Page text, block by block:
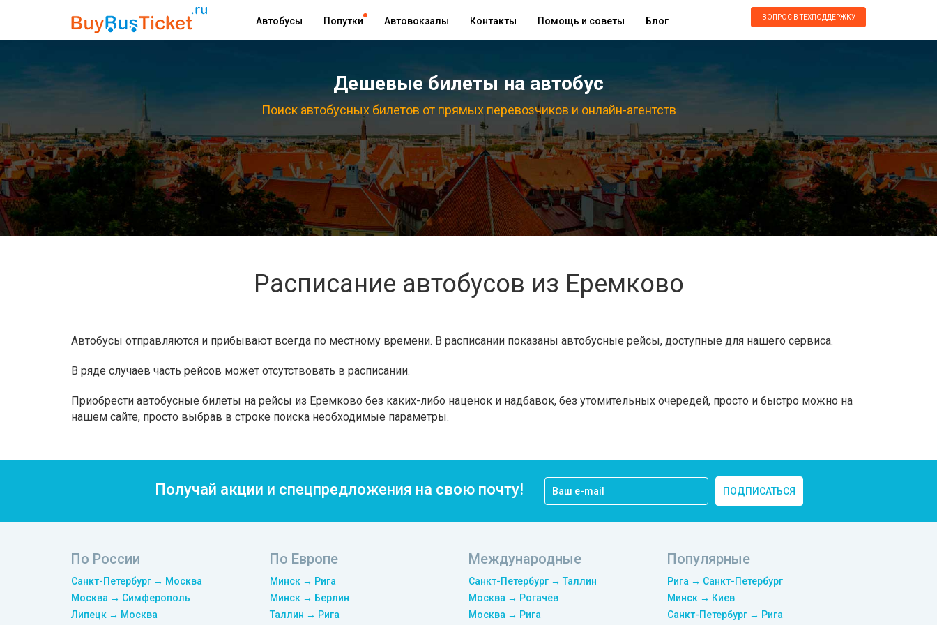
Автобусы Попутки Автовокзалы Контакты Помощь и советы Блог ВОПРОС В ТЕХПОДДЕРЖКУ
Дешевые билеты на автобус
Поиск автобусных билетов от прямых перевозчиков и онлайн-агентств
Расписание автобусов из Еремково
Автобусы отправляются и прибывают всегда по местному времени. В расписании показаны автобусные рейсы, доступные для нашего сервиса.
В ряде случаев часть рейсов может отсутствовать в расписании.
Приобрести автобусные билеты на рейсы из Еремково без каких-либо наценок и надбавок, без утомительных очередей, просто и быстро можно на
нашем сайте, просто выбрав в строке поиска необходимые параметры.
Получай акции и спецпредложения на свою почту! ПОДПИСАТЬСЯ
По России
Санкт-Петербург → Москва
Москва → Симферополь
Липецк → Москва
По Европе
Минск → Рига
Минск → Берлин
Таллин → Рига
Международные
Санкт-Петербург → Таллин
Москва → Рогачёв
Москва → Рига
Популярные
Рига → Санкт-Петербург
Минск → Киев
Санкт-Петербург → Рига